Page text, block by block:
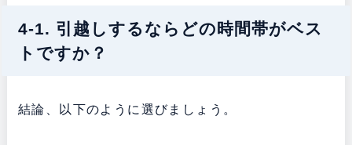
4-1. 引越しするならどの時間帯がベス
トですか？
結論、以下のように選びましょう。